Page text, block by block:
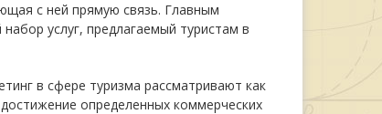
с ней прямую связь. Главным
услуг, предлагаемый туристам в
в сфере туризма рассматривают как
определенных коммерческих